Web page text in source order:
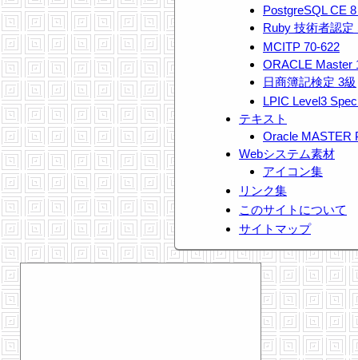
PostgreSQL CE
Ruby 技術者認定
MCITP 70-622
ORACLE Master
日商簿記検定 3級
LPIC Level3
テキスト
Oracle MASTER
Webシステム素材
アイコン集
リンク集
このサイトについて
サイトマップ